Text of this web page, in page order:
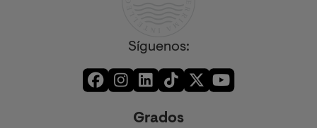
Síguenos:
Grados